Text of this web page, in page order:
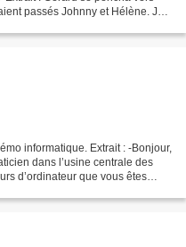
passés Johnny et Hélène. Je
informatique. Extrait : -Bonjour,
dans l’usine centrale des
d’ordinateur que vous êtes